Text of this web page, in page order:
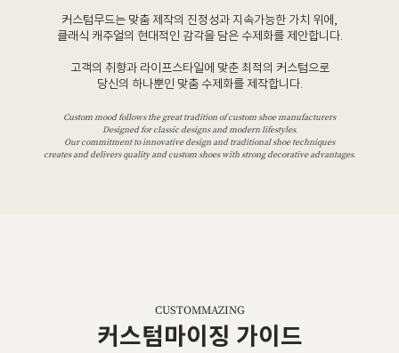
커스텀무드는 맞춤 제작의 진정성과 지속가능한 가치 위에,
클래식 캐주얼의 현대적인 감각을 담은 수제화를 제안합니다.
고객의 취향과 라이프스타일에 맞춘 최적의 커스텀으로
당신의 하나뿐인 맞춤 수제화를 제작합니다.
Custom mood follows the great tradition of custom shoe manufacturers
Designed for classic designs and modern lifestyles.
Our commitment to innovative design and traditional shoe techniques
creates and delivers quality and custom shoes with strong decorative advantages.
CUSTOMMAZING
커스텀마이징 가이드